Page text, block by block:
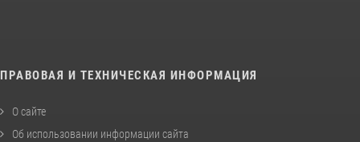
ПРАВОВАЯ И ТЕХНИЧЕСКАЯ ИНФОРМАЦИЯ
О сайте
Об использовании информации сайта